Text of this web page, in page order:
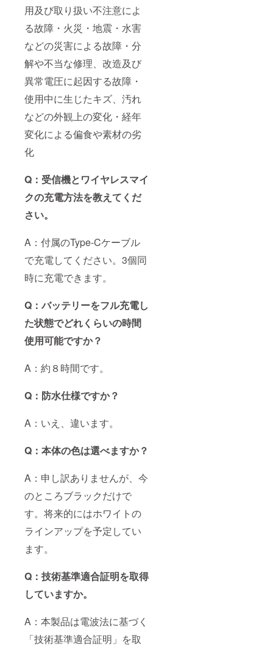
用及び取り扱い不注意によ
る故障・火災・地震・水害
などの災害による故障・分
解や不当な修理、改造及び
異常電圧に起因する故障・
使用中に生じたキズ、汚れ
などの外観上の変化・経年
変化による偏食や素材の劣
化
Q：受信機とワイヤレスマイ
クの充電方法を教えてくだ
さい。
A：付属のType-Cケーブル
で充電してください。3個同
時に充電できます。
Q：バッテリーをフル充電し
た状態でどれくらいの時間
使用可能ですか？
A：約８時間です。
Q：防水仕様ですか？
A：いえ、違います。
Q：本体の色は選べますか？
A：申し訳ありませんが、今
のところブラックだけで
す。将来的にはホワイトの
ラインアップを予定してい
ます。
Q：技術基準適合証明を取得
していますか。
A：本製品は電波法に基づく
「技術基準適合証明」を取